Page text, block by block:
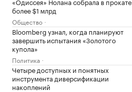
более $1 млрд
Общество
Bloomberg узнал, когда планируют
завершить испытания «Золотого
купола»
Политика
Четыре доступных и понятных
инструмента диверсификации
накоплений